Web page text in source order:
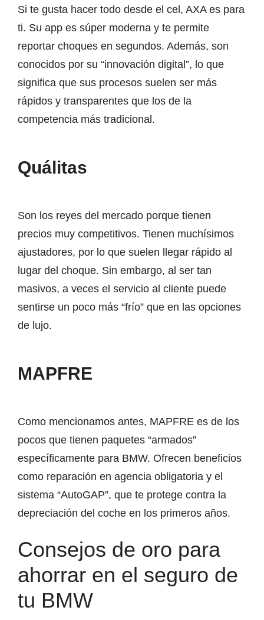
Si te gusta hacer todo desde el cel, AXA es para
ti. Su app es súper moderna y te permite
reportar choques en segundos. Además, son
conocidos por su “innovación digital”, lo que
significa que sus procesos suelen ser más
rápidos y transparentes que los de la
competencia más tradicional.
Quálitas
Son los reyes del mercado porque tienen
precios muy competitivos. Tienen muchísimos
ajustadores, por lo que suelen llegar rápido al
lugar del choque. Sin embargo, al ser tan
masivos, a veces el servicio al cliente puede
sentirse un poco más “frío” que en las opciones
de lujo.
MAPFRE
Como mencionamos antes, MAPFRE es de los
pocos que tienen paquetes “armados”
específicamente para BMW. Ofrecen beneficios
como reparación en agencia obligatoria y el
sistema “AutoGAP”, que te protege contra la
depreciación del coche en los primeros años.
Consejos de oro para
ahorrar en el seguro de
tu BMW